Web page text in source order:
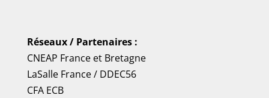
Réseaux / Partenaires :
CNEAP Franceet Bretagne
LaSalle France/ DDEC56
CFA ECB